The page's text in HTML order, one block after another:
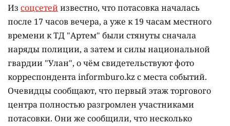
Из соцсетейизвестно, что потасовка началась
после 17 часов вечера, а уже к 19 часам местного
времени к ТД "Артем" были стянуты сначала
наряды полиции, а затем и силы национальной
гвардии "Улан", о чём свидетельствуют фото
корреспондента informburo.kz с места событий.
Очевидцы сообщают, что первый этаж торгового
центра полностью разгромлен участниками
потасовки. Они же сообщили, что несколько